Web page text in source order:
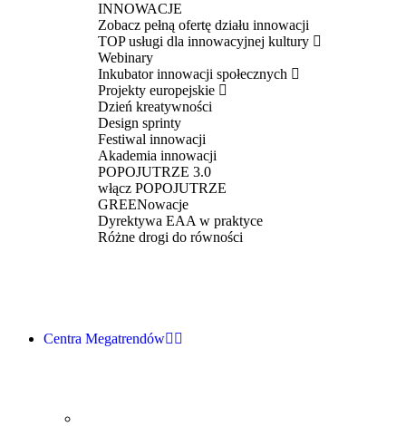
INNOWACJE
Zobacz pełną ofertę działu innowacji
TOP usługi dla innowacyjnej kultury
Webinary
Inkubator innowacji społecznych
Projekty europejskie
Dzień kreatywności
Design sprinty
Festiwal innowacji
Akademia innowacji
POPOJUTRZE 3.0
włącz POPOJUTRZE
GREENowacje
Dyrektywa EAA w praktyce
Różne drogi do równości
Centra Megatrendów